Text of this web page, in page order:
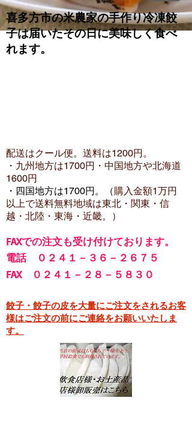
喜多方市の米農家の手作り冷凍餃
子は届いたその日に美味しく食べ
れます。
配送はクール便。送料は1200円。
・​九州地方は1700円 ・中国地方や北海道
1600円
・四国地方は1700円。（購入金額1万円
以上で送料無料地域は東北・関東・信
越・北陸・東海・近畿。）
FAXでの注文も受け付けております。
電話 ０２４１－３６－２６７５
FAX ０２４１－２８－５８３０
餃子・餃子の皮を大量にご注文をされるお客
様はご注文の前にご連絡をお願いいたしま
す。​